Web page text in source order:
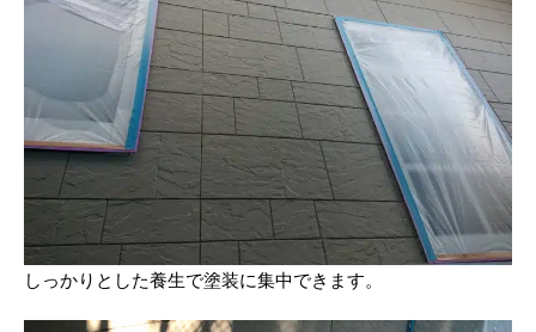
しっかりとした養生で塗装に集中できます。